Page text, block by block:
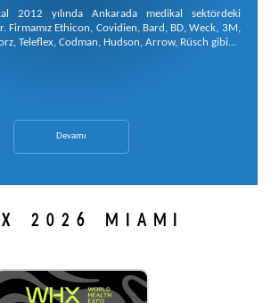
2012 yılında Ankarada medikal sektördeki
Firmamız Ethicon, Covidien, Bard, BD, Weck, 3M,
Teleflex, Codman, Hudson, Arrow, Rüsch gibi...
Devamı
2026 MIAMI